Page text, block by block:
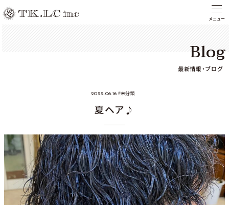
Blog
最新情報・ブログ
2022.06.16 未分類
夏ヘア♪